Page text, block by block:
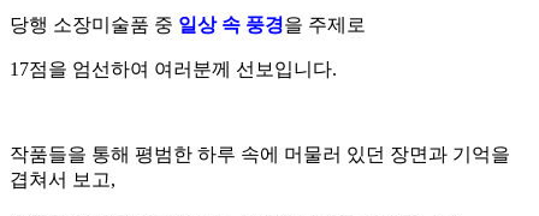
당행 소장미술품 중 일상 속 풍경을 주제로
17점을 엄선하여 여러분께 선보입니다.
작품들을 통해 평범한 하루 속에 머물러 있던 장면과 기억을
겹쳐서 보고,